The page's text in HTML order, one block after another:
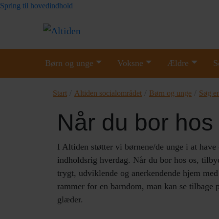
Spring til hovedindhold
Børn og unge Voksne Ældre
Start Altiden socialområdet Børn og unge Søg
Når du bor hos
I Altiden støtter vi børnene/de unge i at have
indholdsrig hverdag. Når du bor hos os,
trygt, udviklende og anerkendende hjem med
rammer for en barndom, man kan se tilbage
glæder.